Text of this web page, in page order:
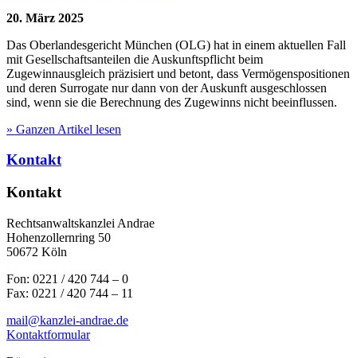
20. März 2025
Das Oberlandesgericht München (OLG) hat in einem aktuellen Fall
mit Gesellschaftsanteilen die Auskunftspflicht beim
Zugewinnausgleich präzisiert und betont, dass Vermögenspositionen
und deren Surrogate nur dann von der Auskunft ausgeschlossen
sind, wenn sie die Berechnung des Zugewinns nicht beeinflussen.
» Ganzen Artikel lesen
Kontakt
Kontakt
Rechtsanwaltskanzlei Andrae
Hohenzollernring 50
50672 Köln
Fon: 0221 / 420 744 – 0
Fax: 0221 / 420 744 – 11
mail@kanzlei-andrae.de
Kontaktformular